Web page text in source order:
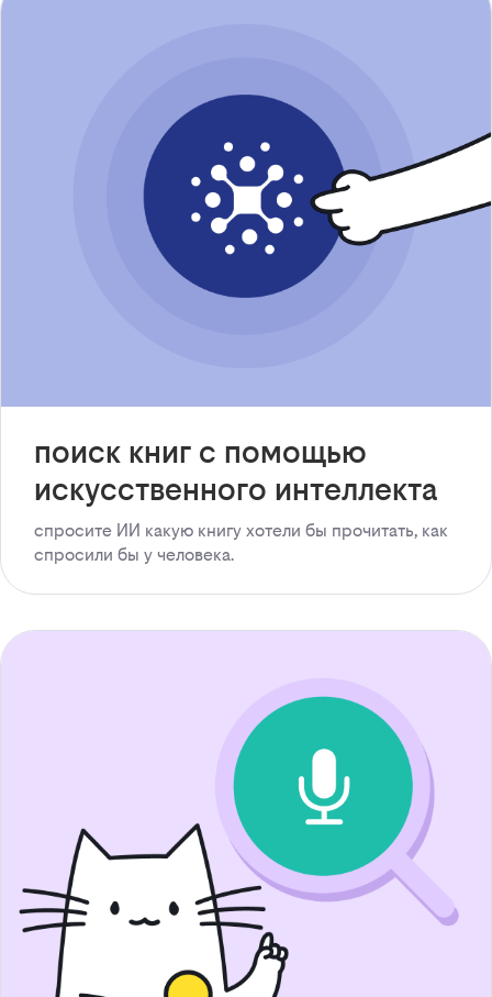
поиск книг с помощью
искусственного интеллекта
спросите ИИ какую книгу хотели бы прочитать, как
спросили бы у человека.